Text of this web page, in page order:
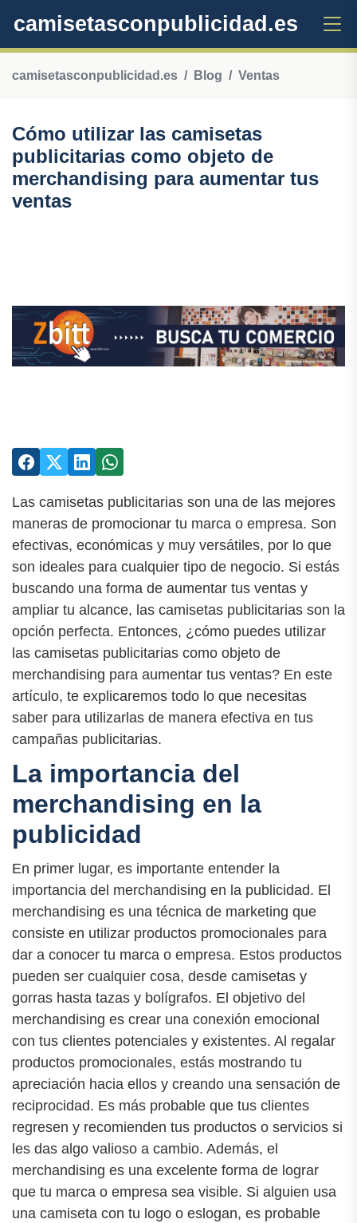
camisetasconpublicidad.es
camisetasconpublicidad.es Blog Ventas
Cómo utilizar las camisetas
publicitarias como objeto de
merchandising para aumentar tus
ventas
Las camisetas publicitarias son una de las mejores
maneras de promocionar tu marca o empresa. Son
efectivas, económicas y muy versátiles, por lo que
son ideales para cualquier tipo de negocio. Si estás
buscando una forma de aumentar tus ventas y
ampliar tu alcance, las camisetas publicitarias son la
opción perfecta. Entonces, ¿cómo puedes utilizar
las camisetas publicitarias como objeto de
merchandising para aumentar tus ventas? En este
artículo, te explicaremos todo lo que necesitas
saber para utilizarlas de manera efectiva en tus
campañas publicitarias.
La importancia del
merchandising en la
publicidad
En primer lugar, es importante entender la
importancia del merchandising en la publicidad. El
merchandising es una técnica de marketing que
consiste en utilizar productos promocionales para
dar a conocer tu marca o empresa. Estos productos
pueden ser cualquier cosa, desde camisetas y
gorras hasta tazas y bolígrafos. El objetivo del
merchandising es crear una conexión emocional
con tus clientes potenciales y existentes. Al regalar
productos promocionales, estás mostrando tu
apreciación hacia ellos y creando una sensación de
reciprocidad. Es más probable que tus clientes
regresen y recomienden tus productos o servicios si
les das algo valioso a cambio. Además, el
merchandising es una excelente forma de lograr
que tu marca o empresa sea visible. Si alguien usa
una camiseta con tu logo o eslogan, es probable